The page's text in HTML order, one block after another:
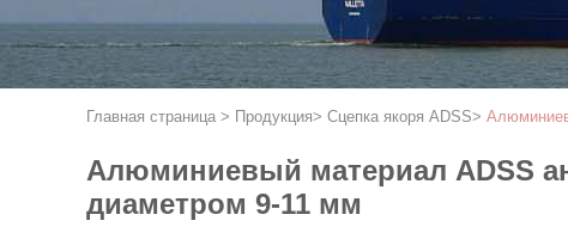
Главная страница > Продукция> Сцепка якоря ADSS>
Алюминиевый материал ADSS
диаметром 9-11 мм